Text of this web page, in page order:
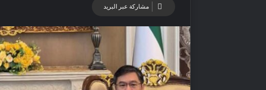
مشاركة عبر البريد